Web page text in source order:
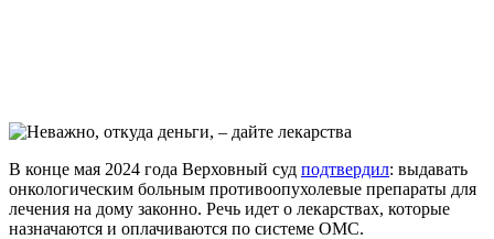
В конце мая 2024 года Верховный суд подтвердил: выдавать
онкологическим больным противоопухолевые препараты для
лечения на дому законно. Речь идет о лекарствах, которые
назначаются и оплачиваются по системе ОМС.